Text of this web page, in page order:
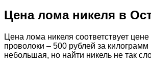
Цена лома никеля в
Цена лома никеля соответствует
проволоки – 500 рублей за
небольшая, но найти никель не так